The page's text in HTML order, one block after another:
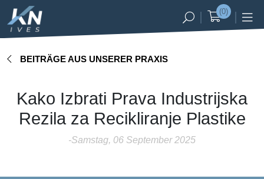
(0)
ALLE
MASCHINENMARKEN
BEITRÄGE AUS UNSERER PRAXIS
Kako Izbrati Prava Industrijska
Rezila za Recikliranje Plastike
-Samstag, 06 September 2025